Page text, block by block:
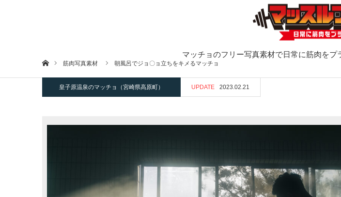
マッチョのフリー写真素材で日常に筋肉をプ
ホーム筋肉写真素材 朝風呂でジョ〇ョ立ちをキメるマッチョ
皇子原温泉のマッチョ（宮崎県高原町） UPDATE 2023.02.21